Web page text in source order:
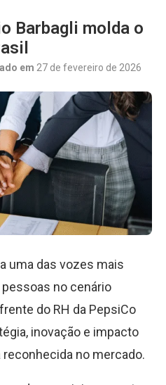
Barbagli molda o
em 27 de fevereiro de 2026
uma das vozes mais
no cenário
do RH da PepsiCo
inovação e impacto
no mercado.